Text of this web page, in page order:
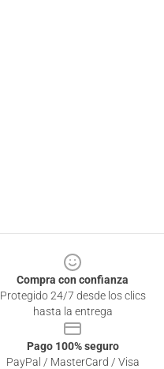
Compra con confianza
Protegido 24/7 desde los clics
hasta la entrega
Pago 100% seguro
PayPal / MasterCard / Visa